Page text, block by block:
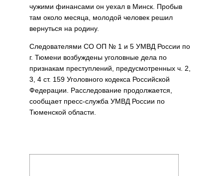
чужими финансами он уехал в Минск. Пробыв
там около месяца, молодой человек решил
вернуться на родину.
Следователями СО ОП № 1 и 5 УМВД России по
г. Тюмени возбуждены уголовные дела по
признакам преступлений, предусмотренных ч. 2,
3, 4 ст. 159 Уголовного кодекса Российской
Федерации. Расследование продолжается,
сообщает пресс-служба УМВД России по
Тюменской области.